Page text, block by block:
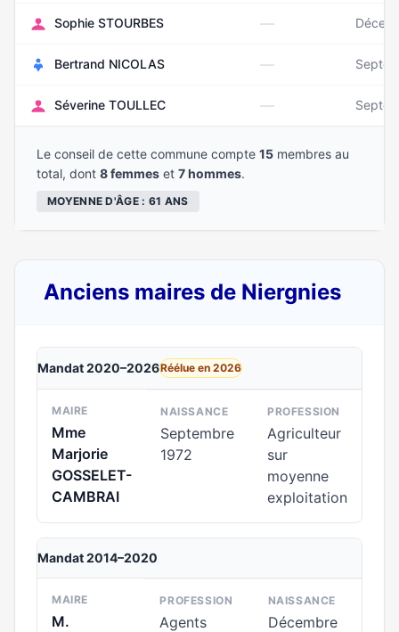
Sophie STOURBES —
Bertrand NICOLAS —
Séverine TOULLEC —
Le conseil de cette commune compte 15 membres au
total, dont 8 femmes et 7 hommes.
MOYENNE D'ÂGE : 61 ANS
Anciens maires de Niergnies
Mandat 2020–2026Réélue en 2026
MAIRE
Mme
Marjorie
GOSSELET-
CAMBRAI
NAISSANCE
Septembre
1972
PROFESSION
Agriculteur
sur
moyenne
exploitation
Mandat 2014–2020
MAIRE
M.
PROFESSION
Agents
NAISSANCE
Décembre